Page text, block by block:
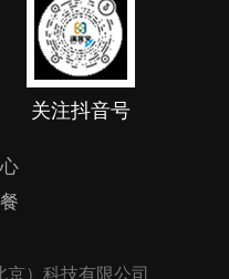
关注抖音号
京）科技有限公司